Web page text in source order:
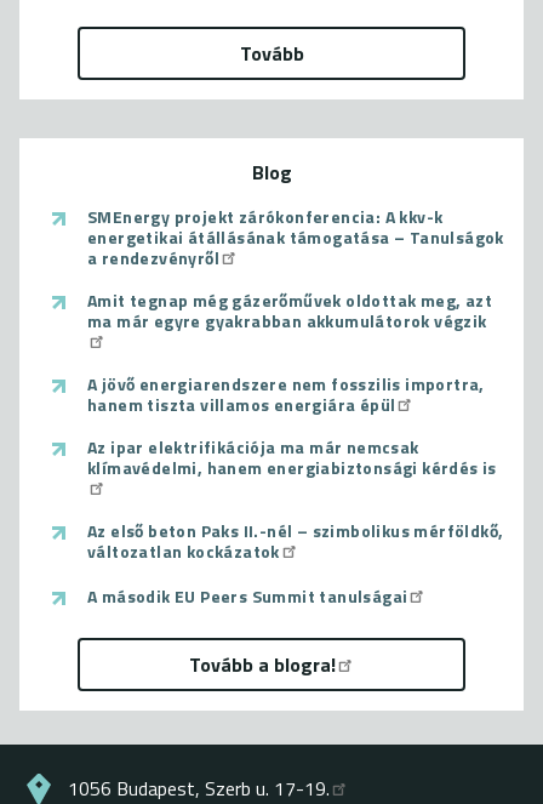
Tovább
Blog
SMEnergy projekt zárókonferencia: A kkv-k
energetikai átállásának támogatása – Tanulságok
a rendezvényről
Amit tegnap még gázerőművek oldottak meg, azt
ma már egyre gyakrabban akkumulátorok végzik
A jövő energiarendszere nem fosszilis importra,
hanem tiszta villamos energiára épül
Az ipar elektrifikációja ma már nemcsak
klímavédelmi, hanem energiabiztonsági kérdés is
Az első beton Paks II.-nél – szimbolikus mérföldkő,
változatlan kockázatok
A második EU Peers Summit tanulságai
Tovább a blogra!
1056 Budapest, Szerb u. 17-19.